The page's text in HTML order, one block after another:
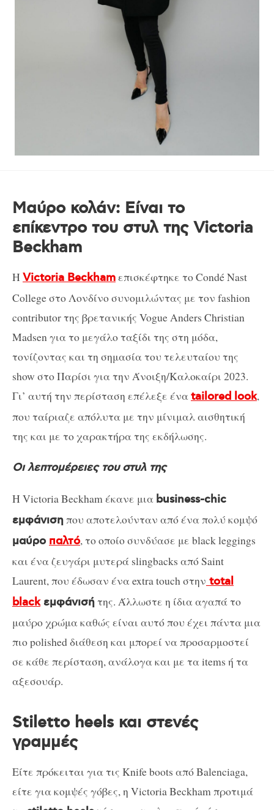
Μαύρο κολάν: Είναι το
επίκεντρο του στυλ της Victoria
Beckham
Η Victoria Beckhamεπισκέφτηκε το Condé Nast
College στο Λονδίνο συνομιλώντας με τον fashion
contributor της βρετανικής Vogue Anders Christian
Madsen για το μεγάλο ταξίδι της στη μόδα,
τονίζοντας και τη σημασία του τελευταίου της
show στο Παρίσι για την Άνοιξη/Καλοκαίρι 2023.
Γι’ αυτή την περίσταση επέλεξε έναtailored look,
που ταίριαζε απόλυτα με την μίνιμαλ αισθητική
της και με το χαρακτήρα της εκδήλωσης.
Οι λεπτομέρειες του στυλ της
Η Victoria Beckham έκανε μια business-chic
εμφάνισηπου αποτελούνταν από ένα πολύ κομψό
μαύρο παλτό, το οποίο συνδύασε με black leggings
και ένα ζευγάρι μυτερά slingbacks από Saint
Laurent, που έδωσαν ένα extra touch στην total
blackεμφάνισήτης. Άλλωστε η ίδια αγαπά το
μαύρο χρώμα καθώς είναι αυτό που έχει πάντα μια
πιο polished διάθεση και μπορεί να προσαρμοστεί
σε κάθε περίσταση, ανάλογα και με τα items ή τα
αξεσουάρ.
Stiletto heels και στενές
γραμμές
Είτε πρόκειται για τις Knife boots από Balenciaga,
είτε για κομψές γόβες, η Victoria Beckham προτιμά